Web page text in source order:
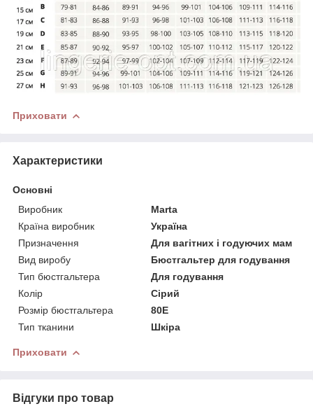
Приховати
Характеристики
Основні
Виробник
Marta
Країна виробник
Україна
Призначення
Для вагітних і годуючих мам
Вид виробу
Бюстгальтер для годування
Тип бюстгальтера
Для годування
Колір
Сірий
Розмір бюстгальтера
80E
Тип тканини
Шкіра
Приховати
Відгуки про товар